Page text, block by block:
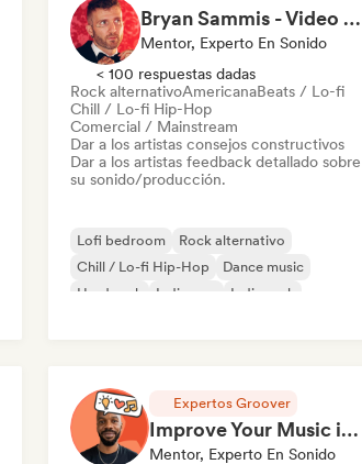
Bryan Sammis - Video Feedback
Mentor, Experto En Sonido
< 100 respuestas dadas
Rock alternativoAmericanaBeats / Lo-fi
Chill / Lo-fi Hip-Hop
Comercial / Mainstream
Dar a los artistas consejos constructivos
Dar a los artistas feedback detallado sobre
su sonido/producción.
Lofi bedroom
Rock alternativo
Chill / Lo-fi Hip-Hop
Dance music
Hard rock
Indie pop
Indie rock
Expertos Groover
Improve Your Music in a 90min Coaching Session
Mentor, Experto En Sonido